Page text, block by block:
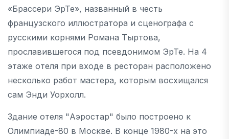
«Брассери ЭрТе», названный в честь
французского иллюстратора и сценографа с
русскими корнями Романа Тыртова,
прославившегося под псевдонимом ЭрТе. На 4
этаже отеля при входе в ресторан расположено
несколько работ мастера, которым восхищался
сам Энди Уорхолл.
Здание отеля "Аэростар" было построено к
Олимпиаде-80 в Москве. В конце 1980-х на это